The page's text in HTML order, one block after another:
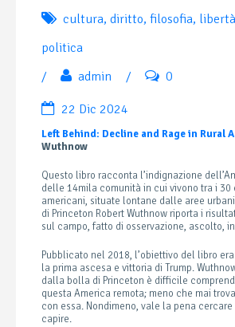
cultura, diritto, filosofia, libertà
politica
/
admin / 0
22 Dic 2024
Left Behind: Decline and Rage in Rural
Wuthnow
Questo libro racconta l’indignazione
delle 14mila comunità in cui vivono tra i 30
americani, situate lontane dalle aree
di Princeton Robert Wuthnow riporta i
sul campo, fatto di osservazione, ascolto,
Pubblicato nel 2018, l’obiettivo del libro
la prima ascesa e vittoria di Trump.
dalla bolla di Princeton è difficile
questa America remota; meno che mai
con essa. Nondimeno, vale la pena
capire.